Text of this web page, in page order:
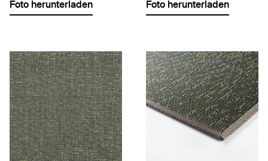
Foto herunterladen
Foto herunterladen